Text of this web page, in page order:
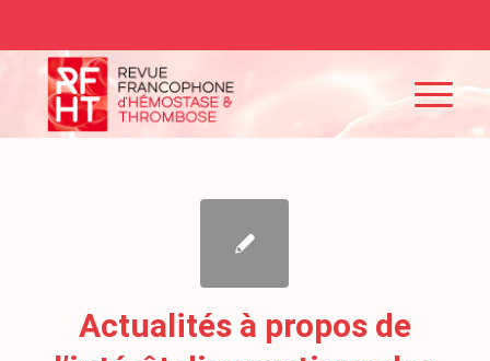
Actualités à propos de